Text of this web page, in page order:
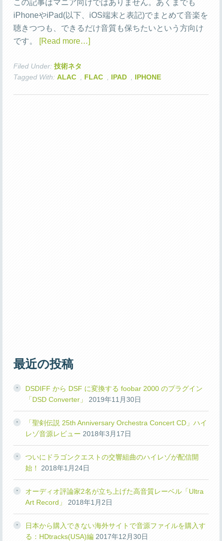
この記事はマニア向けではありません。あくまでも
iPhoneやiPad(以下、iOS端末と表記)でまとめて音楽を
聴きつつも、できるだけ音質も保ちたいという方向け
です。
[Read more…]
Filed Under: 技術ネタ
Tagged With: ALAC FLAC IPAD IPHONE
最近の投稿
DSDIFF から DSF に変換する foobar 2000 のプラグイン
「DSD Converter」
2019年11月30日
「聖剣伝説 25th Anniversary Orchestra Concert CD」ハイ
レゾ音源レビュー 2018年3月17日
ついにドラゴンクエストの交響組曲のハイレゾが配信開
始！
2018年1月24日
オーディオ評論家2名が立ち上げた高音質レーベル「Ultra
Art Record」
2018年1月2日
日本から購入できない海外サイトで音源ファイルを購入す
る：HDtracks(USA)編 2017年12月30日